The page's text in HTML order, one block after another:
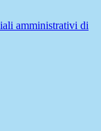
amministrativi di